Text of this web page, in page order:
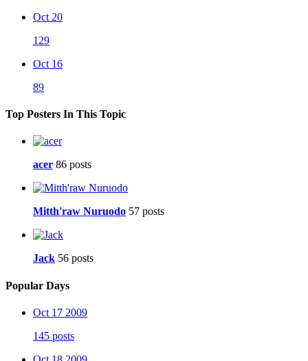
Oct 20
129
Oct 16
89
Top Posters In This Topic
acer 86 posts
Mitth'raw Nuruodo 57 posts
Jack 56 posts
Popular Days
Oct 17 2009
145 posts